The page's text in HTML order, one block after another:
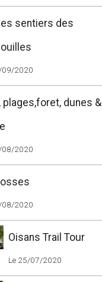
sentiers des
09/2020
plages,foret, dunes &
08/2020
08/2020
Oisans Trail Tour
Le 25/07/2020